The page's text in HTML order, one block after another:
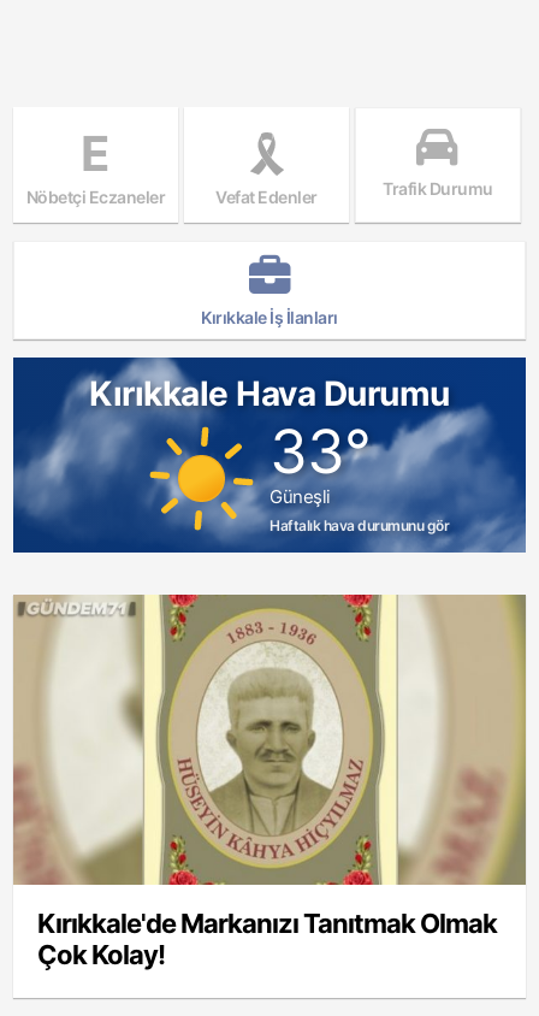
E
Nöbetçi Eczaneler Vefat Edenler Trafik Durumu
Kırıkkale İş İlanları
Kırıkkale Hava Durumu
33°
Güneşli
Haftalık hava durumunu gör
Kırıkkale'de Markanızı Tanıtmak Olmak
Çok Kolay!